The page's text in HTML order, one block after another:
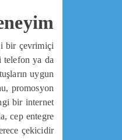
bir çevrimiçi
telefon ya da
uygun
promosyon
bir internet
cep entegre
çekicidir.